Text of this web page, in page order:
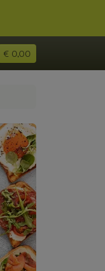
€ 0,00